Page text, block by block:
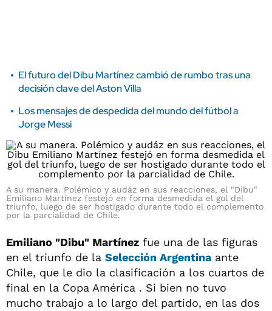
El futuro del Dibu Martínez cambió de rumbo tras una
decisión clave del Aston Villa
Los mensajes de despedida del mundo del fútbol a
Jorge Messi
A su manera. Polémico y audáz en sus reacciones, el "Dibu"
Emiliano Martínez festejó en forma desmedida el gol del
triunfo, luego de ser hostigado durante todo el complemento
por la parcialidad de Chile.
Emiliano "Dibu" Martínez fue una de las figuras
en el triunfo de la Selección Argentinaante
Chile, que le dio la clasificación a los cuartos de
final en la Copa América . Si bien no tuvo
mucho trabajo a lo largo del partido, en las dos